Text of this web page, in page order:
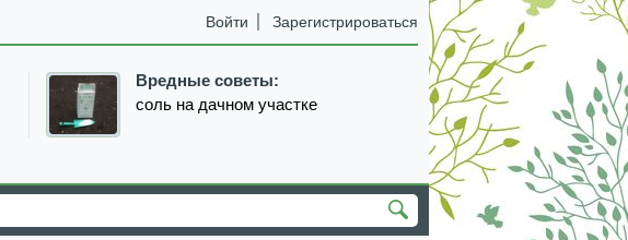
Войти Зарегистрироваться
Вредные советы:
соль на дачном участке